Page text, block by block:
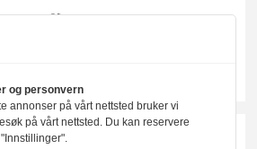
og personvern
annonser på vårt nettsted bruker vi
på vårt nettsted. Du kan reservere